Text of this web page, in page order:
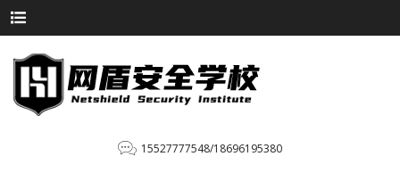
15527777548/18696195380